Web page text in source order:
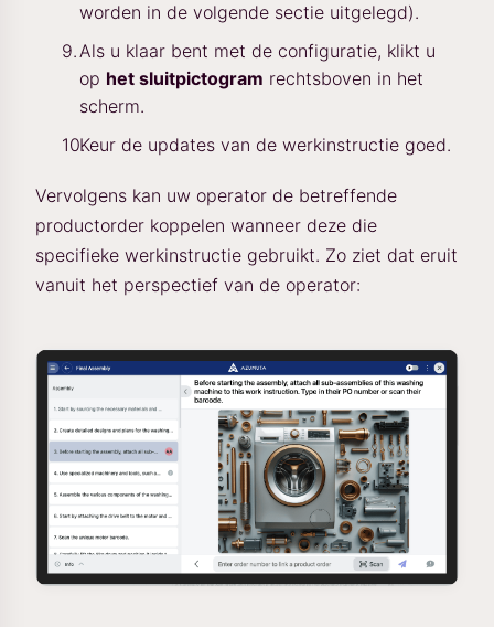
worden in de volgende sectie uitgelegd).
Als u klaar bent met de configuratie, klikt u
op het sluitpictogram rechtsboven in het
scherm.
Keur de updates van de werkinstructie goed.
Vervolgens kan uw operator de betreffende
productorder koppelen wanneer deze die
specifieke werkinstructie gebruikt. Zo ziet dat eruit
vanuit het perspectief van de operator: